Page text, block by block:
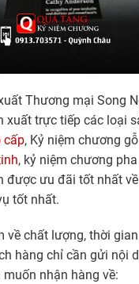
Thương mại Song
xuất trực tiếp các loại
cấp, Kỷ niệm chương
, kỷ niệm chương pha
được ưu đãi tốt nhất
tốt nhất.
về chất lượng, thời
hàng chỉ cần gửi nội
nhận hàng về: